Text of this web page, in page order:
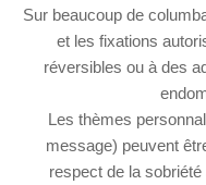
Sur beaucoup de
et les fixations
réversibles ou à des
Les thèmes
message) peuvent
respect de la